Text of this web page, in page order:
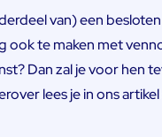
van) een
te maken met
Dan zal je voor hen
lees je in ons